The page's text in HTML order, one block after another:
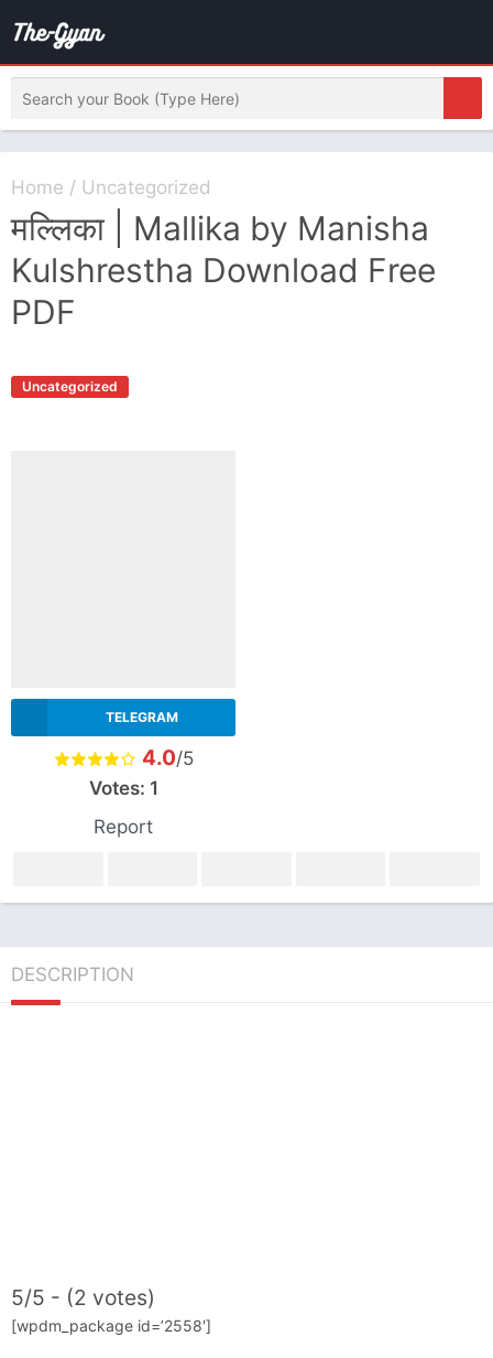
Home / Uncategorized
मल्लिका | Mallika by Manisha
Kulshrestha Download Free
PDF
Uncategorized
TELEGRAM
4.0/5
Votes: 1
Report
DESCRIPTION
5/5 - (2 votes)
[wpdm_package id=’2558′]